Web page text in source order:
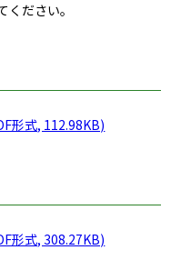
ださい。
形式, 112.98KB)
形式, 308.27KB)